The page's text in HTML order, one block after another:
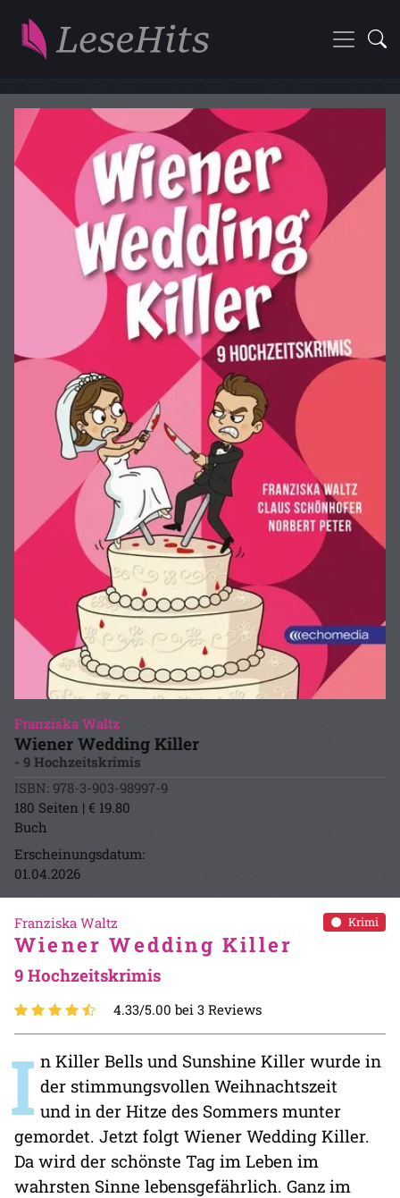
Franziska Waltz
Wiener Wedding Killer
- 9 Hochzeitskrimis
ISBN: 978-3-903-98997-9
180 Seiten | € 19.80
Buch
Erscheinungsdatum:
01.04.2026
Krimi
Franziska Waltz
Wiener Wedding Killer
9 Hochzeitskrimis
4.33/5.00 bei 3 Reviews
I n Killer Bells und Sunshine Killer wurde in
der stimmungsvollen Weihnachtszeit
und in der Hitze des Sommers munter
gemordet. Jetzt folgt Wiener Wedding Killer.
Da wird der schönste Tag im Leben im
wahrsten Sinne lebensgefährlich. Ganz im